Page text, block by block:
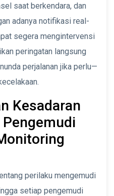
saat berkendara, dan
adanya notifikasi real-
segera mengintervensi
peringatan langsung
perjalanan jika perlu—
Kesadaran
perilaku mengemudi
setiap pengemudi